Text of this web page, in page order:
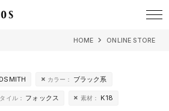
HOME ONLINE STORE
カラー： ブラック系
イル： フォックス 素材： K18